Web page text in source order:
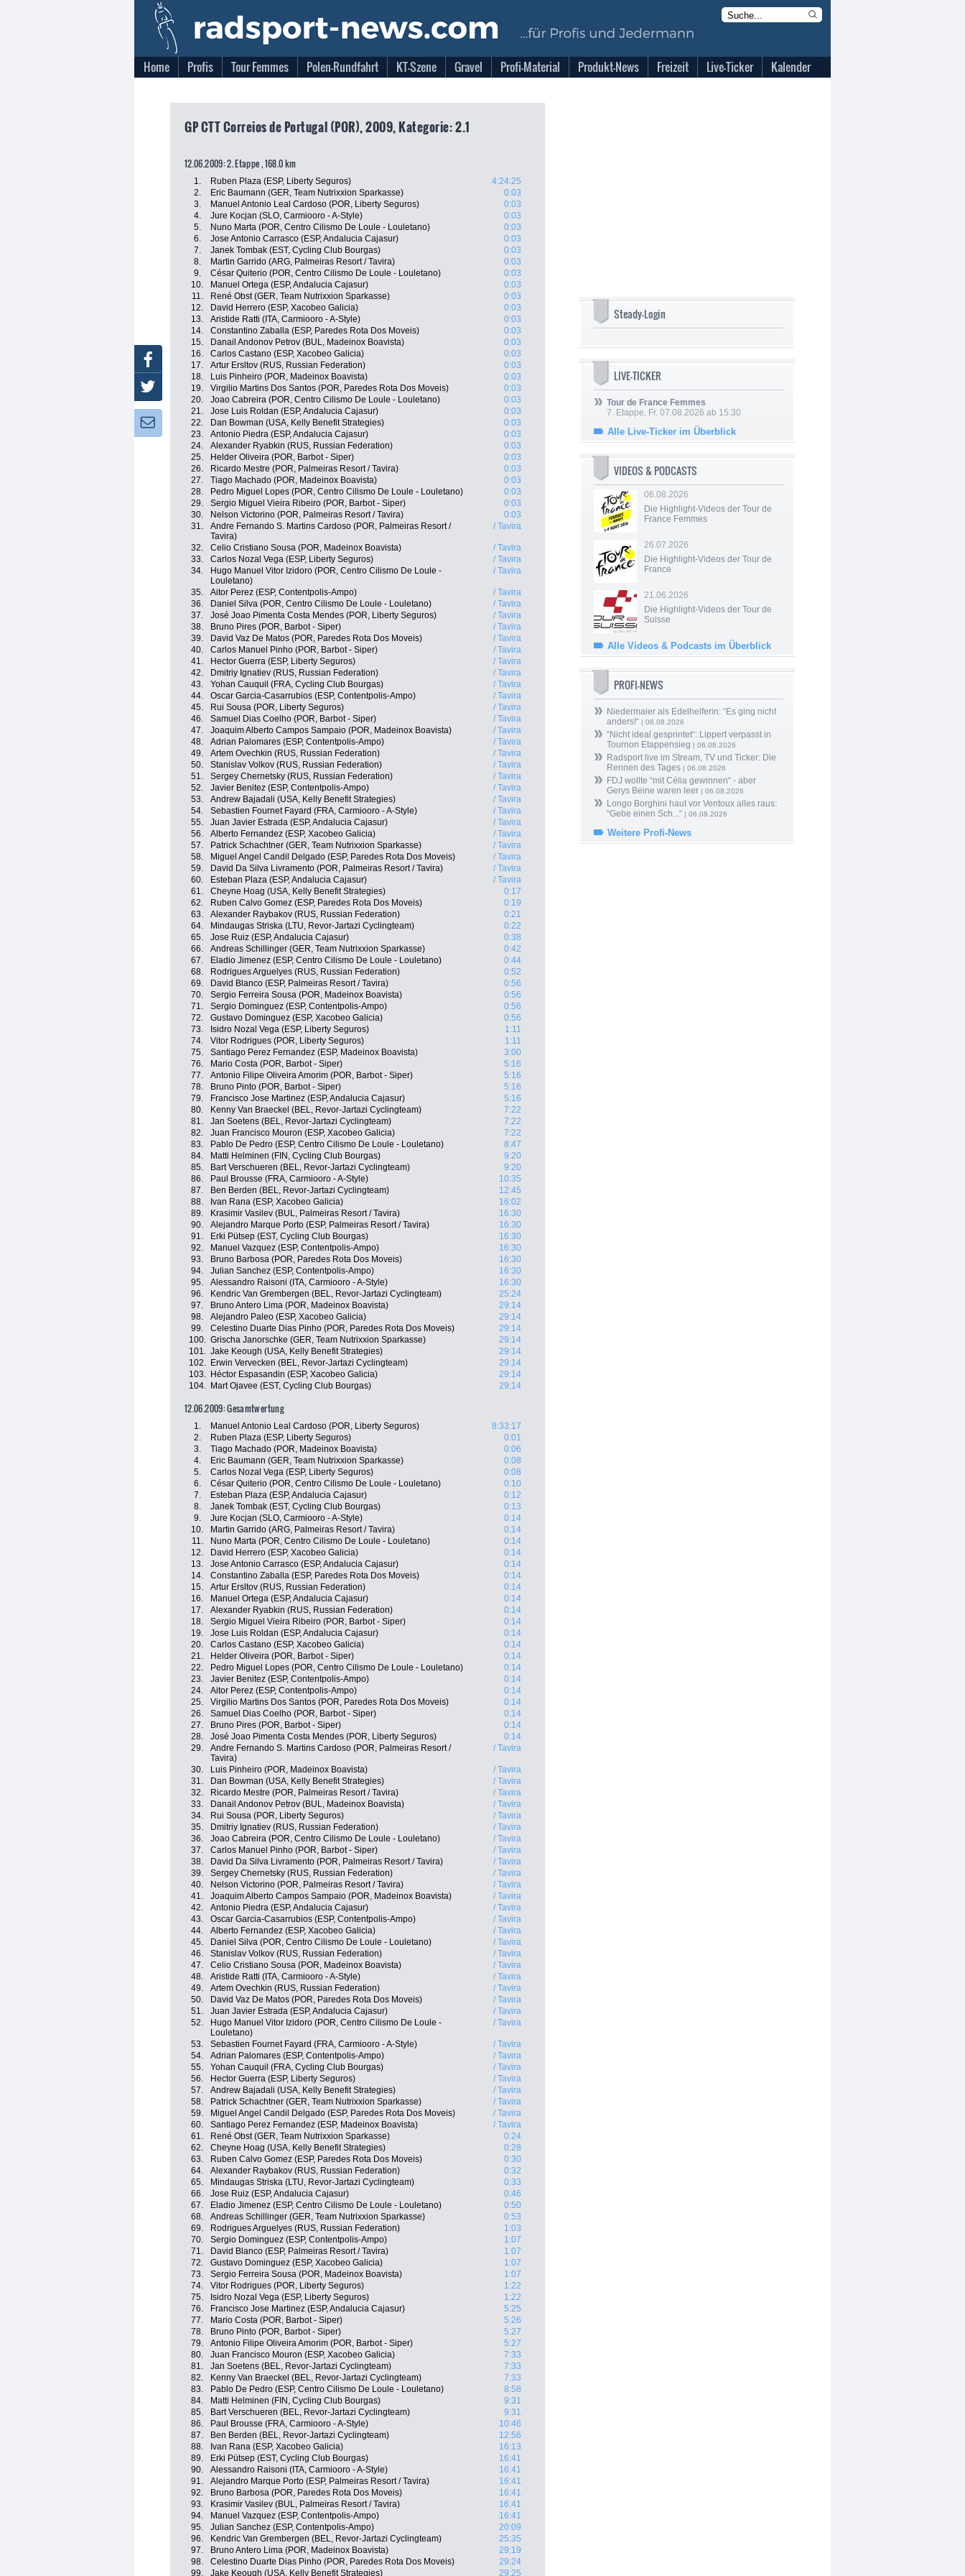
Home Profis Tour Femmes Polen-Rundfahrt KT-Szene Gravel Profi-Material Produkt-News Freizeit Live-Ticker Kalender
GP CTT Correios de Portugal (POR), 2009, Kategorie: 2.1
12.06.2009: 2. Etappe , 168.0 km
1. Ruben Plaza (ESP, Liberty Seguros)
4:24:25
2.
Eric Baumann (GER, Team Nutrixxion Sparkasse)
0:03
3.
Manuel Antonio Leal Cardoso (POR, Liberty Seguros)
0:03
4.
Jure Kocjan (SLO, Carmiooro - A-Style)
0:03
5.
Nuno Marta (POR, Centro Cilismo De Loule - Louletano)
0:03
6.
Jose Antonio Carrasco (ESP, Andalucia Cajasur)
0:03
7.
Janek Tombak (EST, Cycling Club Bourgas)
0:03
8.
Martin Garrido (ARG, Palmeiras Resort / Tavira)
0:03
9.
César Quiterio (POR, Centro Cilismo De Loule - Louletano)
0:03
10.
Manuel Ortega (ESP, Andalucia Cajasur)
0:03
11.
René Obst (GER, Team Nutrixxion Sparkasse)
0:03
12.
David Herrero (ESP, Xacobeo Galicia)
0:03
13.
Aristide Ratti (ITA, Carmiooro - A-Style)
0:03
14.
Constantino Zaballa (ESP, Paredes Rota Dos Moveis)
0:03
15.
Danail Andonov Petrov (BUL, Madeinox Boavista)
0:03
16.
Carlos Castano (ESP, Xacobeo Galicia)
0:03
17.
Artur Ersltov (RUS, Russian Federation)
0:03
18.
Luis Pinheiro (POR, Madeinox Boavista)
0:03
19.
Virgilio Martins Dos Santos (POR, Paredes Rota Dos Moveis)
0:03
20.
Joao Cabreira (POR, Centro Cilismo De Loule - Louletano)
0:03
21.
Jose Luis Roldan (ESP, Andalucia Cajasur)
0:03
22.
Dan Bowman (USA, Kelly Benefit Strategies)
0:03
23.
Antonio Piedra (ESP, Andalucia Cajasur)
0:03
24.
Alexander Ryabkin (RUS, Russian Federation)
0:03
25.
Helder Oliveira (POR, Barbot - Siper)
0:03
26.
Ricardo Mestre (POR, Palmeiras Resort / Tavira)
0:03
27.
Tiago Machado (POR, Madeinox Boavista)
0:03
28.
Pedro Miguel Lopes (POR, Centro Cilismo De Loule - Louletano)
0:03
29.
Sergio Miguel Vieira Ribeiro (POR, Barbot - Siper)
0:03
30.
Nelson Victorino (POR, Palmeiras Resort / Tavira)
0:03
31.
Andre Fernando S. Martins Cardoso (POR, Palmeiras Resort /
Tavira)
/ Tavira
32. Celio Cristiano Sousa (POR, Madeinox Boavista)
/ Tavira
33.
Carlos Nozal Vega (ESP, Liberty Seguros)
/ Tavira
34.
Hugo Manuel Vitor Izidoro (POR, Centro Cilismo De Loule -
Louletano)
/ Tavira
35. Aitor Perez (ESP, Contentpolis-Ampo)
/ Tavira
36.
Daniel Silva (POR, Centro Cilismo De Loule - Louletano)
/ Tavira
37.
José Joao Pimenta Costa Mendes (POR, Liberty Seguros)
/ Tavira
38.
Bruno Pires (POR, Barbot - Siper)
/ Tavira
39.
David Vaz De Matos (POR, Paredes Rota Dos Moveis)
/ Tavira
40.
Carlos Manuel Pinho (POR, Barbot - Siper)
/ Tavira
41.
Hector Guerra (ESP, Liberty Seguros)
/ Tavira
42.
Dmitriy Ignatiev (RUS, Russian Federation)
/ Tavira
43.
Yohan Cauquil (FRA, Cycling Club Bourgas)
/ Tavira
44.
Oscar Garcia-Casarrubios (ESP, Contentpolis-Ampo)
/ Tavira
45.
Rui Sousa (POR, Liberty Seguros)
/ Tavira
46.
Samuel Dias Coelho (POR, Barbot - Siper)
/ Tavira
47.
Joaquim Alberto Campos Sampaio (POR, Madeinox Boavista)
/ Tavira
48.
Adrian Palomares (ESP, Contentpolis-Ampo)
/ Tavira
49.
Artem Ovechkin (RUS, Russian Federation)
/ Tavira
50.
Stanislav Volkov (RUS, Russian Federation)
/ Tavira
51.
Sergey Chernetsky (RUS, Russian Federation)
/ Tavira
52.
Javier Benitez (ESP, Contentpolis-Ampo)
/ Tavira
53.
Andrew Bajadali (USA, Kelly Benefit Strategies)
/ Tavira
54.
Sebastien Fournet Fayard (FRA, Carmiooro - A-Style)
/ Tavira
55.
Juan Javier Estrada (ESP, Andalucia Cajasur)
/ Tavira
56.
Alberto Fernandez (ESP, Xacobeo Galicia)
/ Tavira
57.
Patrick Schachtner (GER, Team Nutrixxion Sparkasse)
/ Tavira
58.
Miguel Angel Candil Delgado (ESP, Paredes Rota Dos Moveis)
/ Tavira
59.
David Da Silva Livramento (POR, Palmeiras Resort / Tavira)
/ Tavira
60.
Esteban Plaza (ESP, Andalucia Cajasur)
/ Tavira
61.
Cheyne Hoag (USA, Kelly Benefit Strategies)
0:17
62.
Ruben Calvo Gomez (ESP, Paredes Rota Dos Moveis)
0:19
63.
Alexander Raybakov (RUS, Russian Federation)
0:21
64.
Mindaugas Striska (LTU, Revor-Jartazi Cyclingteam)
0:22
65.
Jose Ruiz (ESP, Andalucia Cajasur)
0:38
66.
Andreas Schillinger (GER, Team Nutrixxion Sparkasse)
0:42
67.
Eladio Jimenez (ESP, Centro Cilismo De Loule - Louletano)
0:44
68.
Rodrigues Arguelyes (RUS, Russian Federation)
0:52
69.
David Blanco (ESP, Palmeiras Resort / Tavira)
0:56
70.
Sergio Ferreira Sousa (POR, Madeinox Boavista)
0:56
71.
Sergio Dominguez (ESP, Contentpolis-Ampo)
0:56
72.
Gustavo Dominguez (ESP, Xacobeo Galicia)
0:56
73.
Isidro Nozal Vega (ESP, Liberty Seguros)
1:11
74.
Vitor Rodrigues (POR, Liberty Seguros)
1:11
75.
Santiago Perez Fernandez (ESP, Madeinox Boavista)
3:00
76.
Mario Costa (POR, Barbot - Siper)
5:16
77.
Antonio Filipe Oliveira Amorim (POR, Barbot - Siper)
5:16
78.
Bruno Pinto (POR, Barbot - Siper)
5:16
79.
Francisco Jose Martinez (ESP, Andalucia Cajasur)
5:16
80.
Kenny Van Braeckel (BEL, Revor-Jartazi Cyclingteam)
7:22
81.
Jan Soetens (BEL, Revor-Jartazi Cyclingteam)
7:22
82.
Juan Francisco Mouron (ESP, Xacobeo Galicia)
7:22
83.
Pablo De Pedro (ESP, Centro Cilismo De Loule - Louletano)
8:47
84.
Matti Helminen (FIN, Cycling Club Bourgas)
9:20
85.
Bart Verschueren (BEL, Revor-Jartazi Cyclingteam)
9:20
86.
Paul Brousse (FRA, Carmiooro - A-Style)
10:35
87.
Ben Berden (BEL, Revor-Jartazi Cyclingteam)
12:45
88.
Ivan Rana (ESP, Xacobeo Galicia)
16:02
89.
Krasimir Vasilev (BUL, Palmeiras Resort / Tavira)
16:30
90.
Alejandro Marque Porto (ESP, Palmeiras Resort / Tavira)
16:30
91.
Erki Pütsep (EST, Cycling Club Bourgas)
16:30
92.
Manuel Vazquez (ESP, Contentpolis-Ampo)
16:30
93.
Bruno Barbosa (POR, Paredes Rota Dos Moveis)
16:30
94.
Julian Sanchez (ESP, Contentpolis-Ampo)
16:30
95.
Alessandro Raisoni (ITA, Carmiooro - A-Style)
16:30
96.
Kendric Van Grembergen (BEL, Revor-Jartazi Cyclingteam)
25:24
97.
Bruno Antero Lima (POR, Madeinox Boavista)
29:14
98.
Alejandro Paleo (ESP, Xacobeo Galicia)
29:14
99.
Celestino Duarte Dias Pinho (POR, Paredes Rota Dos Moveis)
29:14
100. Grischa Janorschke (GER, Team Nutrixxion Sparkasse)
29:14
101. Jake Keough (USA, Kelly Benefit Strategies)
29:14
102.
Erwin Vervecken (BEL, Revor-Jartazi Cyclingteam)
29:14
103.
Héctor Espasandin (ESP, Xacobeo Galicia)
29:14
104.
Mart Ojavee (EST, Cycling Club Bourgas) 29:14
12.06.2009: Gesamtwertung
1. Manuel Antonio Leal Cardoso (POR, Liberty Seguros)
8:33:17
2.
Ruben Plaza (ESP, Liberty Seguros)
0:01
3.
Tiago Machado (POR, Madeinox Boavista)
0:06
4.
Eric Baumann (GER, Team Nutrixxion Sparkasse)
0:08
5.
Carlos Nozal Vega (ESP, Liberty Seguros)
0:08
6.
César Quiterio (POR, Centro Cilismo De Loule - Louletano)
0:10
7.
Esteban Plaza (ESP, Andalucia Cajasur)
0:12
8.
Janek Tombak (EST, Cycling Club Bourgas)
0:13
9.
Jure Kocjan (SLO, Carmiooro - A-Style)
0:14
10.
Martin Garrido (ARG, Palmeiras Resort / Tavira)
0:14
11.
Nuno Marta (POR, Centro Cilismo De Loule - Louletano)
0:14
12.
David Herrero (ESP, Xacobeo Galicia)
0:14
13.
Jose Antonio Carrasco (ESP, Andalucia Cajasur)
0:14
14.
Constantino Zaballa (ESP, Paredes Rota Dos Moveis)
0:14
15.
Artur Ersltov (RUS, Russian Federation)
0:14
16.
Manuel Ortega (ESP, Andalucia Cajasur)
0:14
17.
Alexander Ryabkin (RUS, Russian Federation)
0:14
18.
Sergio Miguel Vieira Ribeiro (POR, Barbot - Siper)
0:14
19.
Jose Luis Roldan (ESP, Andalucia Cajasur)
0:14
20.
Carlos Castano (ESP, Xacobeo Galicia)
0:14
21.
Helder Oliveira (POR, Barbot - Siper)
0:14
22.
Pedro Miguel Lopes (POR, Centro Cilismo De Loule - Louletano)
0:14
23.
Javier Benitez (ESP, Contentpolis-Ampo)
0:14
24.
Aitor Perez (ESP, Contentpolis-Ampo)
0:14
25.
Virgilio Martins Dos Santos (POR, Paredes Rota Dos Moveis)
0:14
26.
Samuel Dias Coelho (POR, Barbot - Siper)
0:14
27.
Bruno Pires (POR, Barbot - Siper)
0:14
28.
José Joao Pimenta Costa Mendes (POR, Liberty Seguros)
0:14
29.
Andre Fernando S. Martins Cardoso (POR, Palmeiras Resort /
Tavira)
/ Tavira
30. Luis Pinheiro (POR, Madeinox Boavista)
/ Tavira
31.
Dan Bowman (USA, Kelly Benefit Strategies)
/ Tavira
32.
Ricardo Mestre (POR, Palmeiras Resort / Tavira)
/ Tavira
33.
Danail Andonov Petrov (BUL, Madeinox Boavista)
/ Tavira
34.
Rui Sousa (POR, Liberty Seguros)
/ Tavira
35.
Dmitriy Ignatiev (RUS, Russian Federation)
/ Tavira
36.
Joao Cabreira (POR, Centro Cilismo De Loule - Louletano)
/ Tavira
37.
Carlos Manuel Pinho (POR, Barbot - Siper)
/ Tavira
38.
David Da Silva Livramento (POR, Palmeiras Resort / Tavira)
/ Tavira
39.
Sergey Chernetsky (RUS, Russian Federation)
/ Tavira
40.
Nelson Victorino (POR, Palmeiras Resort / Tavira)
/ Tavira
41.
Joaquim Alberto Campos Sampaio (POR, Madeinox Boavista)
/ Tavira
42.
Antonio Piedra (ESP, Andalucia Cajasur)
/ Tavira
43.
Oscar Garcia-Casarrubios (ESP, Contentpolis-Ampo)
/ Tavira
44.
Alberto Fernandez (ESP, Xacobeo Galicia)
/ Tavira
45.
Daniel Silva (POR, Centro Cilismo De Loule - Louletano)
/ Tavira
46.
Stanislav Volkov (RUS, Russian Federation)
/ Tavira
47.
Celio Cristiano Sousa (POR, Madeinox Boavista)
/ Tavira
48.
Aristide Ratti (ITA, Carmiooro - A-Style)
/ Tavira
49.
Artem Ovechkin (RUS, Russian Federation)
/ Tavira
50.
David Vaz De Matos (POR, Paredes Rota Dos Moveis)
/ Tavira
51.
Juan Javier Estrada (ESP, Andalucia Cajasur)
/ Tavira
52.
Hugo Manuel Vitor Izidoro (POR, Centro Cilismo De Loule -
Louletano)
/ Tavira
53. Sebastien Fournet Fayard (FRA, Carmiooro - A-Style)
/ Tavira
54.
Adrian Palomares (ESP, Contentpolis-Ampo)
/ Tavira
55.
Yohan Cauquil (FRA, Cycling Club Bourgas)
/ Tavira
56.
Hector Guerra (ESP, Liberty Seguros)
/ Tavira
57.
Andrew Bajadali (USA, Kelly Benefit Strategies)
/ Tavira
58.
Patrick Schachtner (GER, Team Nutrixxion Sparkasse)
/ Tavira
59.
Miguel Angel Candil Delgado (ESP, Paredes Rota Dos Moveis)
/ Tavira
60.
Santiago Perez Fernandez (ESP, Madeinox Boavista)
/ Tavira
61.
René Obst (GER, Team Nutrixxion Sparkasse)
0:24
62.
Cheyne Hoag (USA, Kelly Benefit Strategies)
0:28
63.
Ruben Calvo Gomez (ESP, Paredes Rota Dos Moveis)
0:30
64.
Alexander Raybakov (RUS, Russian Federation)
0:32
65.
Mindaugas Striska (LTU, Revor-Jartazi Cyclingteam)
0:33
66.
Jose Ruiz (ESP, Andalucia Cajasur)
0:46
67.
Eladio Jimenez (ESP, Centro Cilismo De Loule - Louletano)
0:50
68.
Andreas Schillinger (GER, Team Nutrixxion Sparkasse)
0:53
69.
Rodrigues Arguelyes (RUS, Russian Federation)
1:03
70.
Sergio Dominguez (ESP, Contentpolis-Ampo)
1:07
71.
David Blanco (ESP, Palmeiras Resort / Tavira)
1:07
72.
Gustavo Dominguez (ESP, Xacobeo Galicia)
1:07
73.
Sergio Ferreira Sousa (POR, Madeinox Boavista)
1:07
74.
Vitor Rodrigues (POR, Liberty Seguros)
1:22
75.
Isidro Nozal Vega (ESP, Liberty Seguros)
1:22
76.
Francisco Jose Martinez (ESP, Andalucia Cajasur)
5:25
77.
Mario Costa (POR, Barbot - Siper)
5:26
78.
Bruno Pinto (POR, Barbot - Siper)
5:27
79.
Antonio Filipe Oliveira Amorim (POR, Barbot - Siper)
5:27
80.
Juan Francisco Mouron (ESP, Xacobeo Galicia)
7:33
81.
Jan Soetens (BEL, Revor-Jartazi Cyclingteam)
7:33
82.
Kenny Van Braeckel (BEL, Revor-Jartazi Cyclingteam)
7:33
83.
Pablo De Pedro (ESP, Centro Cilismo De Loule - Louletano)
8:58
84.
Matti Helminen (FIN, Cycling Club Bourgas)
9:31
85.
Bart Verschueren (BEL, Revor-Jartazi Cyclingteam)
9:31
86.
Paul Brousse (FRA, Carmiooro - A-Style)
10:46
87.
Ben Berden (BEL, Revor-Jartazi Cyclingteam)
12:56
88.
Ivan Rana (ESP, Xacobeo Galicia)
16:13
89.
Erki Pütsep (EST, Cycling Club Bourgas)
16:41
90.
Alessandro Raisoni (ITA, Carmiooro - A-Style)
16:41
91.
Alejandro Marque Porto (ESP, Palmeiras Resort / Tavira)
16:41
92.
Bruno Barbosa (POR, Paredes Rota Dos Moveis)
16:41
93.
Krasimir Vasilev (BUL, Palmeiras Resort / Tavira)
16:41
94.
Manuel Vazquez (ESP, Contentpolis-Ampo)
16:41
95.
Julian Sanchez (ESP, Contentpolis-Ampo)
20:09
96.
Kendric Van Grembergen (BEL, Revor-Jartazi Cyclingteam)
25:35
97.
Bruno Antero Lima (POR, Madeinox Boavista)
29:19
98.
Celestino Duarte Dias Pinho (POR, Paredes Rota Dos Moveis)
29:24
99.
Jake Keough (USA, Kelly Benefit Strategies) 29:25
Steady-Login
LIVE-TICKER
Tour de France Femmes
7. Etappe, Fr. 07.08.2026 ab 15:30
Alle Live-Ticker im Überblick
VIDEOS & PODCASTS
06.08.2026
Die Highlight-Videos der Tour de
France Femmes
26.07.2026
Die Highlight-Videos der Tour de
France
21.06.2026
Die Highlight-Videos der Tour de
Suisse
Alle Videos & Podcasts im Überblick
PROFI-NEWS
Niedermaier als Edelhelferin: “Es ging nicht
anders!“ | 06.08.2026
“Nicht ideal gesprintet“: Lippert verpasst in
Tournon Etappensieg | 06.08.2026
Radsport live im Stream, TV und Ticker: Die
Rennen des Tages | 06.08.2026
FDJ wollte “mit Célia gewinnen“ - aber
Gerys Beine waren leer | 06.08.2026
Longo Borghini haut vor Ventoux alles raus:
“Gebe einen Sch...“ | 06.08.2026
Weitere Profi-News
Facebook
Twitter
Newsletter: